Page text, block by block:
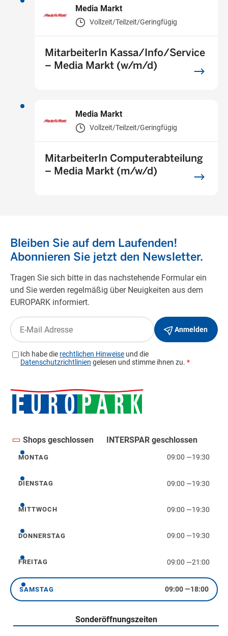
Media Markt
Vollzeit/Teilzeit/Geringfügig
MitarbeiterIn Kassa/Info/Service
– Media Markt (w/m/d)
Media Markt
Vollzeit/Teilzeit/Geringfügig
MitarbeiterIn Computerabteilung
– Media Markt (m/w/d)
Shops geschlossen INTERSPAR geschlossen
Montag
MONTAG 09:00 —19:30
Dienstag
DIENSTAG 09:00 —19:30
Mittwoch
MITTWOCH 09:00 —19:30
Donnerstag
DONNERSTAG 09:00 —19:30
Freitag
FREITAG 09:00 —21:00
Samstag
SAMSTAG 09:00—18:00
Sonderöffnungszeiten